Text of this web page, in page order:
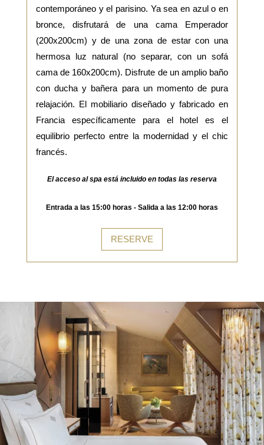
contemporáneo y el parisino. Ya sea en azul o en
bronce, disfrutará de una cama Emperador
(200x200cm) y de una zona de estar con una
hermosa luz natural (no separar, con un sofá
cama de 160x200cm). Disfrute de un amplio baño
con ducha y bañera para un momento de pura
relajación. El mobiliario diseñado y fabricado en
Francia específicamente para el hotel es el
equilibrio perfecto entre la modernidad y el chic
francés.
El acceso al spa está incluido en todas las reserva
Entrada a las 15:00 horas - Salida a las 12:00 horas
RESERVE